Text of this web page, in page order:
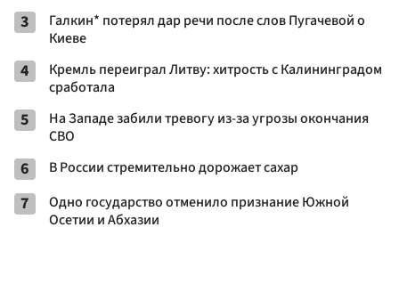
3
Галкин* потерял дар речи после слов Пугачевой о
Киеве
4
Кремль переиграл Литву: хитрость с Калининградом
сработала
5
На Западе забили тревогу из-за угрозы окончания
СВО
6 В России стремительно дорожает сахар
7
Одно государство отменило признание Южной
Осетии и Абхазии